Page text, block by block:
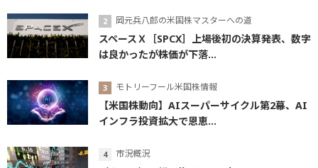
岡元兵八郎の米国株マスターへの道
スペースＸ［SPCX］上場後初の決算発表、数字
は良かったが株価が下落...
モトリーフール米国株情報
【米国株動向】AIスーパーサイクル第2幕、AI
インフラ投資拡大で恩恵...
市況概況